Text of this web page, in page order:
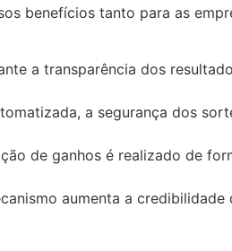
benefícios tanto para as
a transparência dos
a segurança dos
de ganhos é realizado de
aumenta a